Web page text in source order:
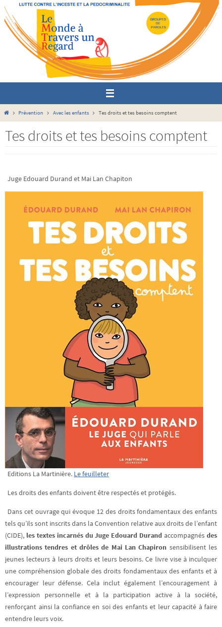
Passer
vers
contenu
HomePrévention Avec les enfants Tes droits et tes besoins comptent
Tes droits et tes besoins comptent
Juge Edouard Durand et Mai Lan Chapiton
Editions La Martinière. Le feuilleter
Les droits des enfants doivent être respectés et protégés.
Dans cet ouvrage qui évoque 12 des droits fondamentaux des enfants
tels qu’ils sont inscrits dans la Convention relative aux droits de l’enfant
(CIDE), les textes incarnés du Juge Edouard Durand accompagnésdes
illustrations tendres et drôles de Mai Lan Chapiron sensibilisent les
jeunes lecteurs à leurs droits et leurs besoins. Ce livre vise à inculquer
une compréhension globale des droits fondamentaux des enfants et à
encourager leur défense. Cela inclut également l’encouragement à
l’expression personnelle et à la participation active à la société,
renforçant ainsi la confiance en soi des enfants et leur capacité à faire
entendre leurs voix.